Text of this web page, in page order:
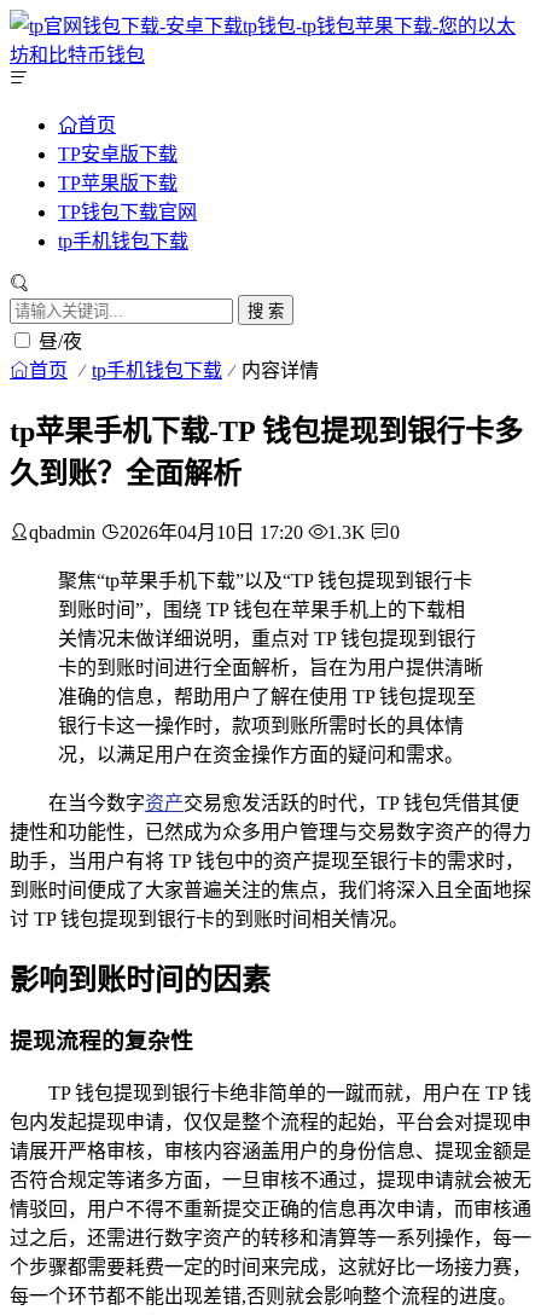
首页
TP安卓版下载
TP苹果版下载
TP钱包下载官网
tp手机钱包下载
搜 索
昼/夜
首页 tp手机钱包下载 内容详情
tp苹果手机下载-TP 钱包提现到银行卡多
久到账？全面解析
qbadmin 2026年04月10日 17:20 1.3K 0
聚焦“tp苹果手机下载”以及“TP 钱包提现到银行卡
到账时间”，围绕 TP 钱包在苹果手机上的下载相
关情况未做详细说明，重点对 TP 钱包提现到银行
卡的到账时间进行全面解析，旨在为用户提供清晰
准确的信息，帮助用户了解在使用 TP 钱包提现至
银行卡这一操作时，款项到账所需时长的具体情
况，以满足用户在资金操作方面的疑问和需求。
在当今数字资产交易愈发活跃的时代，TP 钱包凭借其便
捷性和功能性，已然成为众多用户管理与交易数字资产的得力
助手，当用户有将 TP 钱包中的资产提现至银行卡的需求时，
到账时间便成了大家普遍关注的焦点，我们将深入且全面地探
讨 TP 钱包提现到银行卡的到账时间相关情况。
影响到账时间的因素
提现流程的复杂性
TP 钱包提现到银行卡绝非简单的一蹴而就，用户在 TP 钱
包内发起提现申请，仅仅是整个流程的起始，平台会对提现申
请展开严格审核，审核内容涵盖用户的身份信息、提现金额是
否符合规定等诸多方面，一旦审核不通过，提现申请就会被无
情驳回，用户不得不重新提交正确的信息再次申请，而审核通
过之后，还需进行数字资产的转移和清算等一系列操作，每一
个步骤都需要耗费一定的时间来完成，这就好比一场接力赛，
每一个环节都不能出现差错,否则就会影响整个流程的进度。